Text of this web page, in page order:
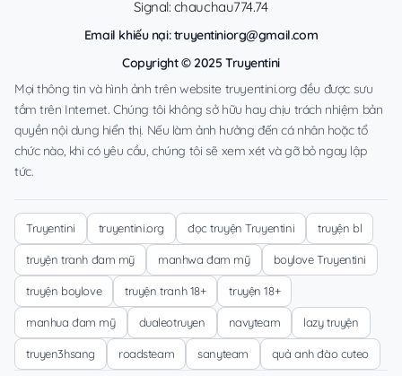
Signal: chauchau774.74
Email khiếu nại:truyentiniorg@gmail.com
Copyright © 2025 Truyentini
Mọi thông tin và hình ảnh trên website truyentini.org đều được sưu
tầm trên Internet. Chúng tôi không sở hữu hay chịu trách nhiệm bản
quyền nội dung hiển thị. Nếu làm ảnh hưởng đến cá nhân hoặc tổ
chức nào, khi có yêu cầu, chúng tôi sẽ xem xét và gỡ bỏ ngay lập
tức.
Truyentini truyentini.org đọc truyện Truyentini truyện bl
truyện tranh đam mỹ manhwa đam mỹ boylove Truyentini
truyện boylove truyện tranh 18+ truyện 18+
manhua đam mỹ dualeotruyen navyteam lazy truyện
truyen3hsang roadsteam sanyteam quả anh đào cuteo